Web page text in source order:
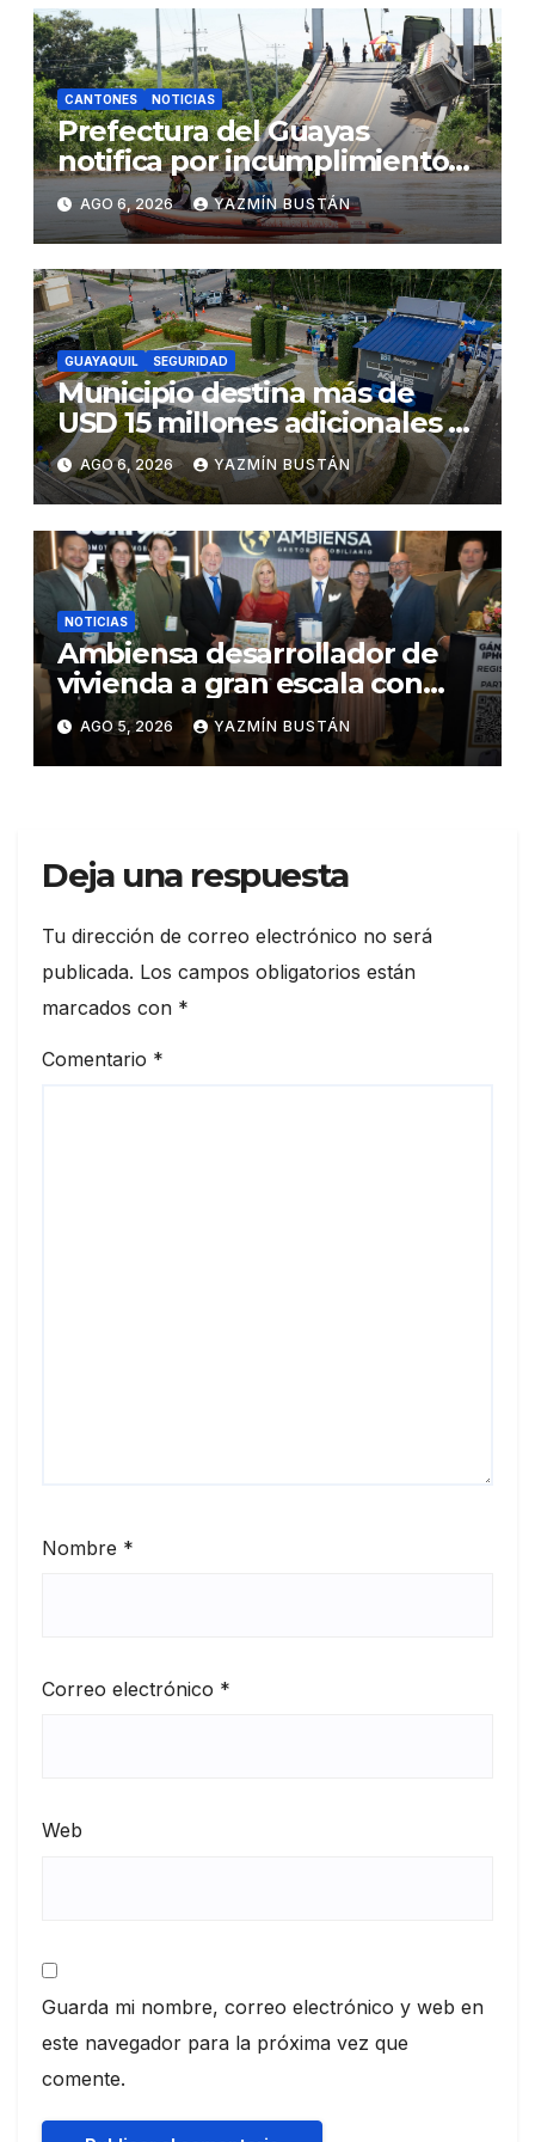
CANTONES NOTICIAS
Prefectura del Guayas
notifica por incumplimiento
contractual a la Concesionaria
CONORTE y exige celeridad
en desmontaje del puente
Gonzalo Icaza Cornejo, en
Daule
AGO 6, 2026 YAZMÍN BUSTÁN
GUAYAQUIL SEGURIDAD
Municipio destina más de
USD 15 millones adicionales a
SEGURA EP para fortalecer la
seguridad ciudadana
AGO 6, 2026 YAZMÍN BUSTÁN
NOTICIAS
Ambiensa desarrollador de
vivienda a gran escala con
estándares internacionales
de sostenibilidad
AGO 5, 2026 YAZMÍN BUSTÁN
Deja una respuesta
Tu dirección de correo electrónico no será
publicada. Los campos obligatorios están
marcados con *
Comentario *
Nombre *
Correo electrónico *
Web
Guarda mi nombre, correo electrónico y web en
este navegador para la próxima vez que
comente.